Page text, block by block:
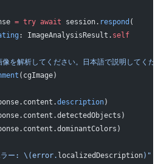
= try await session. respond (
: ImageAnalysisResult. self
解析してください。日本語で説明してくだ
(cgImage)
description)
ー: \(error. localizedDescription) "